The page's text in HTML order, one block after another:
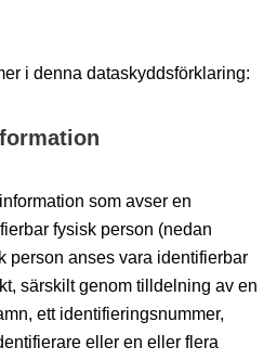
i denna dataskyddsförklaring:
som avser en
fysisk person (nedan
person anses vara identifierbar
särskilt genom tilldelning av en
ett identifieringsnummer,
eller en eller flera